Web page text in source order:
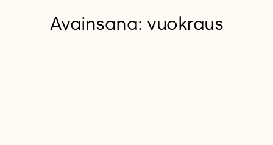
Avainsana: vuokraus